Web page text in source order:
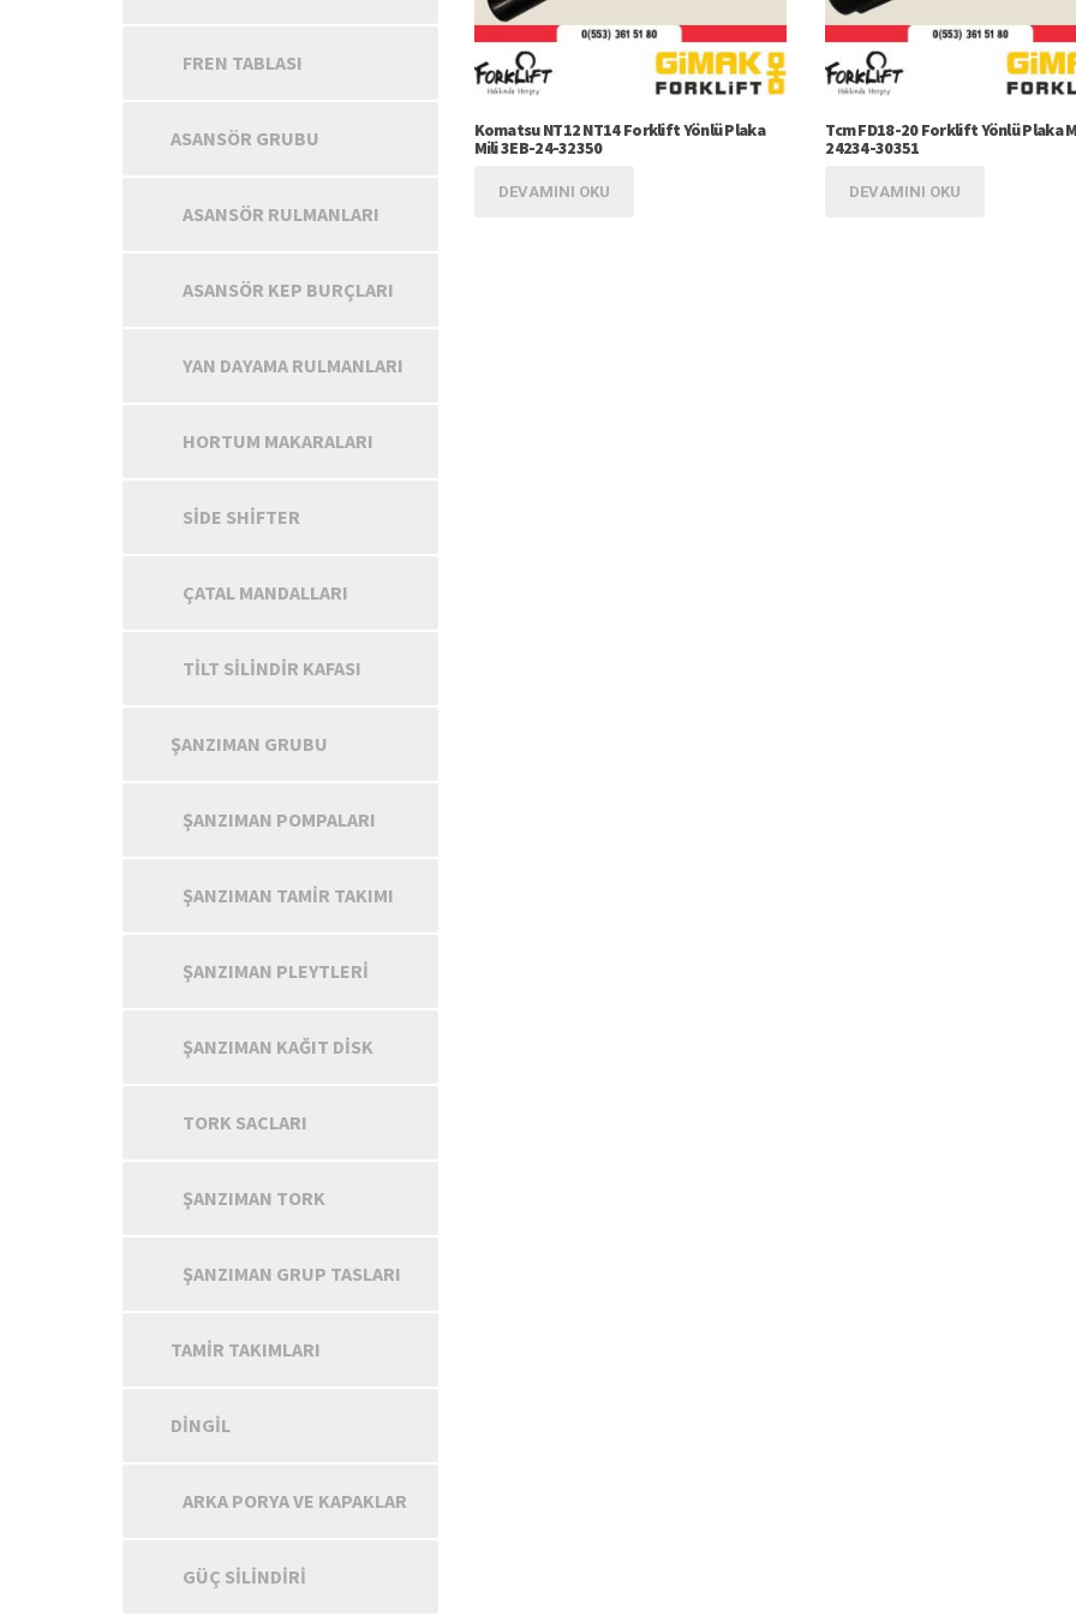
Komatsu NT12 NT14 Forklift Yönlü Plaka
Mili 3EB-24-32350
DEVAMINI OKU
Tcm FD18-20 Forklift Yönlü Plaka
24234-30351
DEVAMINI OKU
FREN TABLASI
ASANSÖR GRUBU
ASANSÖR RULMANLARI
ASANSÖR KEP BURÇLARI
YAN DAYAMA RULMANLARI
HORTUM MAKARALARI
SIDE SHIFTER
ÇATAL MANDALLARI
TILT SILINDIR KAFASI
ŞANZIMAN GRUBU
ŞANZIMAN POMPALARI
ŞANZIMAN TAMIR TAKIMI
ŞANZIMAN PLEYTLERI
ŞANZIMAN KAĞIT DISK
TORK SACLARI
ŞANZIMAN TORK
ŞANZIMAN GRUP TASLARI
TAMIR TAKIMLARI
DINGIL
ARKA PORYA VE KAPAKLAR
GÜÇ SILINDIRI